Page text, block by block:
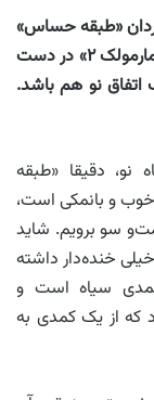
«طبقه حساس»
«مارمولک» را ساخته بودند،‌این بود که یک «مارمولک ۲» در دست
اتفاق نو هم باشد.
دقیقا «طبقه
و بانمکی است،
سو برویم. شاید
خنده‌دار داشته
کمدی سیاه است و
که از یک کمدی به